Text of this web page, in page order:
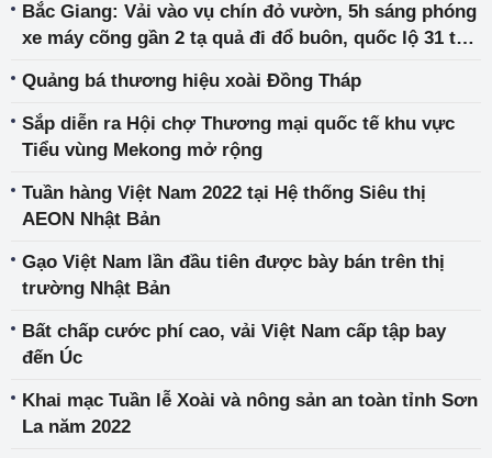
Bắc Giang: Vải vào vụ chín đỏ vườn, 5h sáng phóng
xe máy cõng gần 2 tạ quả đi đổ buôn, quốc lộ 31 tắc
Quảng bá thương hiệu xoài Đồng Tháp
Sắp diễn ra Hội chợ Thương mại quốc tế khu vực
Tiểu vùng Mekong mở rộng
Tuần hàng Việt Nam 2022 tại Hệ thống Siêu thị
AEON Nhật Bản
Gạo Việt Nam lần đầu tiên được bày bán trên thị
trường Nhật Bản
Bất chấp cước phí cao, vải Việt Nam cấp tập bay
đến Úc
Khai mạc Tuần lễ Xoài và nông sản an toàn tỉnh Sơn
La năm 2022